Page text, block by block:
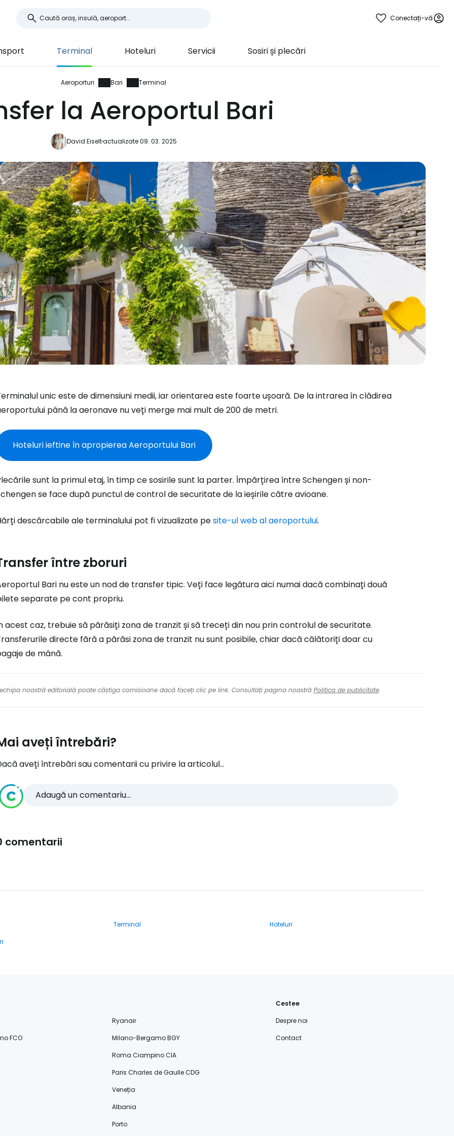
Conectați-vă
Terminal Hoteluri Servicii Sosiri și plecări
Aeroporturi Bari Terminal
la Aeroportul Bari
David Eiseltactualizate 09. 03. 2025
unic este de dimensiuni medii, iar orientarea este foarte ușoară. De la intrarea în clădirea
până la aeronave nu veți merge mai mult de 200 de metri.
Hoteluri ieftine în apropierea Aeroportului Bari
sunt la primul etaj, în timp ce sosirile sunt la parter. Împărțirea între Schengen și non-
se face după punctul de control de securitate de la ieșirile către avioane.
descărcabile ale terminalului pot fi vizualizate pesite-ul web al aeroportului.
între zboruri
Bari nu este un nod de transfer tipic. Veți face legătura aici numai dacă combinați două
separate pe cont propriu.
acest caz, trebuie să părăsiți zona de tranzit și să treceți din nou prin controlul de securitate.
directe fără a părăsi zona de tranzit nu sunt posibile, chiar dacă călătoriți doar cu
de mână.
noastră editorială poate câștiga comisioane dacă faceți clic pe link. Consultați pagina noastră Politica de publicitate.
aveți întrebări?
aveți întrebări sau comentarii cu privire la articolul...
Adaugă un comentariu...
comentarii
Terminal
Hoteluri
Ryanair
FCO
Milano-Bergamo BGY
Roma Ciampino CIA
Paris Charles de Gaulle CDG
Veneția
Albania
Porto
Cestee
Despre noi
Contact
Conectați-vă la Cestee
... comunitatea mondială a călătorilor
Continuați cu Google
Continuați cu Facebook